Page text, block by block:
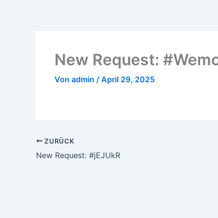
New Request:
Von admin / April 29, 2025
ZURÜCK
New Request: #jEJUkR